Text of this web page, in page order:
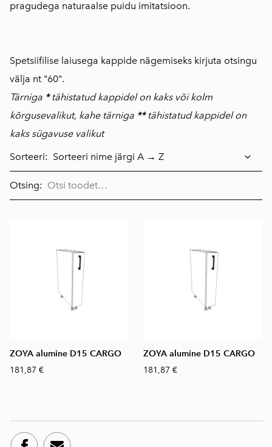
pragudega naturaalse puidu imitatsioon.
Spetsiifilise laiusega kappide nägemiseks kirjuta otsingu
välja nt "60".
Tärniga *tähistatud kappidel on kaks või kolm
kõrgusevalikut, kahe tärniga **tähistatud kappidel on
kaks sügavuse valikut
Sorteeri:
Otsing:
ZOYA alumine D15 CARGO
181,87 €
ZOYA alumine D15 CARGO
181,87 €